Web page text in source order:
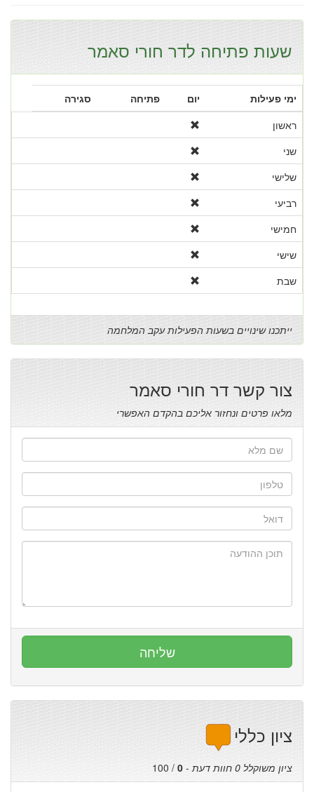
שעות פתיחה לדר חורי סאמר
ימי פעילות יום פתיחה
סגירה
ראשון
שני
שלישי
רביעי
חמישי
שישי
שבת
ייתכנו שינויים בשעות הפעילות עקב המלחמה
צור קשר דר חורי סאמר
מלאו פרטים ונחזור אליכם בהקדם האפשרי
ציון כללי
ציון משוקלל 0 חוות דעת-
0
/
100